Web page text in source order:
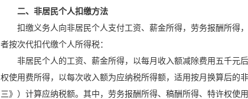
二、非居民个人扣缴方法
扣缴义务人向非居民个人支付工资、薪金所得，劳务报酬所得
者按次代扣代缴个人所得税：
非居民个人的工资、薪金所得，以每月收入额减除费用五千元
权使用费所得，以每次收入额为应纳税所得额，适用按月换算后的
三》）计算应纳税额。其中，劳务报酬所得、稿酬所得、特许权使